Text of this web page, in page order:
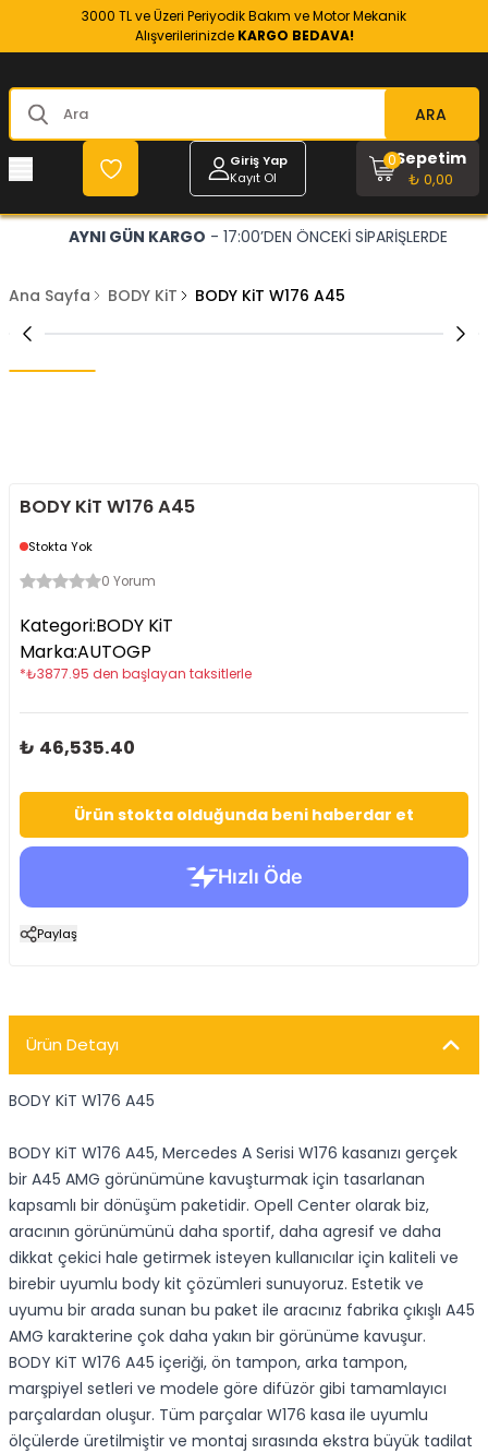
3000 TL ve Üzeri Periyodik Bakım ve Motor Mekanik
Alışverilerinizde KARGO BEDAVA!
ARA
Giriş Yap
Kayıt Ol
Sepetim
₺ 0,00
0
AYNI GÜN KARGO - 17:00’DEN ÖNCEKİ SİPARİŞLERDE
Ana Sayfa BODY KiT BODY KiT W176 A45
BODY KiT W176 A45
Stokta Yok
0 Yorum
Kategori:BODY KiT
Marka:AUTOGP
*₺3877.95 den başlayan taksitlerle
₺ 46,535.40
Ürün stokta olduğunda beni haberdar et
Paylaş
Ürün Detayı
BODY KiT W176 A45
BODY KiT W176 A45, Mercedes A Serisi W176 kasanızı gerçek
bir A45 AMG görünümüne kavuşturmak için tasarlanan
kapsamlı bir dönüşüm paketidir. Opell Center olarak biz,
aracının görünümünü daha sportif, daha agresif ve daha
dikkat çekici hale getirmek isteyen kullanıcılar için kaliteli ve
birebir uyumlu body kit çözümleri sunuyoruz. Estetik ve
uyumu bir arada sunan bu paket ile aracınız fabrika çıkışlı A45
AMG karakterine çok daha yakın bir görünüme kavuşur.
BODY KiT W176 A45 içeriği, ön tampon, arka tampon,
marşpiyel setleri ve modele göre difüzör gibi tamamlayıcı
parçalardan oluşur. Tüm parçalar W176 kasa ile uyumlu
ölçülerde üretilmiştir ve montaj sırasında ekstra büyük tadilat